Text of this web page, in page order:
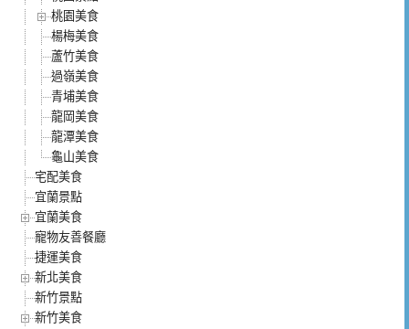
桃園美食
楊梅美食
蘆竹美食
過嶺美食
青埔美食
龍岡美食
龍潭美食
龜山美食
宅配美食
宜蘭景點
宜蘭美食
寵物友善餐廳
捷運美食
新北美食
新竹景點
新竹美食